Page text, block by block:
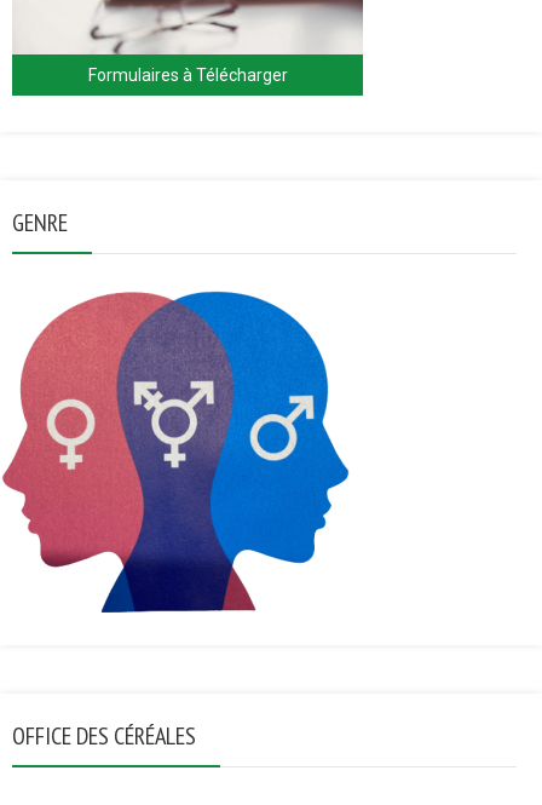
Formulaires à Télécharger
GENRE
OFFICE DES CÉRÉALES